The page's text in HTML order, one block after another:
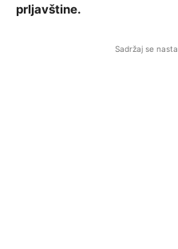
prljavštine.
Sadržaj se